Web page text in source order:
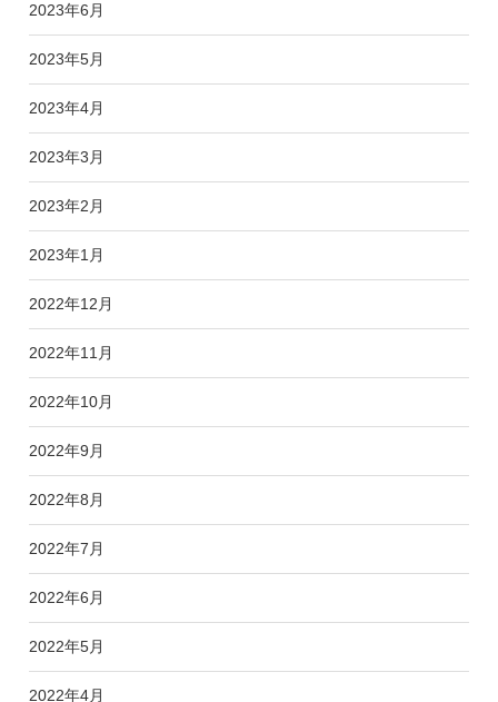
2023年6月
2023年5月
2023年4月
2023年3月
2023年2月
2023年1月
2022年12月
2022年11月
2022年10月
2022年9月
2022年8月
2022年7月
2022年6月
2022年5月
2022年4月